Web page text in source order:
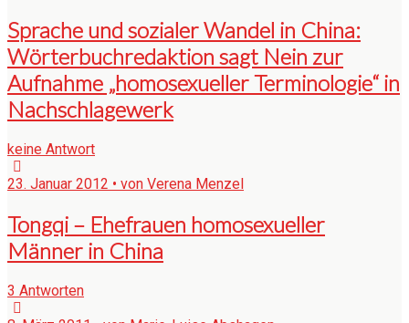
Sprache und sozialer Wandel in China:
Wörterbuchredaktion sagt Nein zur
Aufnahme „homosexueller Terminologie“ in
Nachschlagewerk
keine Antwort
23. Januar 2012 • von Verena Menzel
Tongqi – Ehefrauen homosexueller
Männer in China
3 Antworten